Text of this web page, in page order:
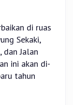
di ruas
Sekaki,
dan Jalan
ini akan di-
tahun